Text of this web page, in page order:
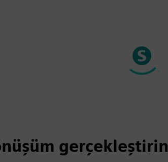
gerçekleştirin